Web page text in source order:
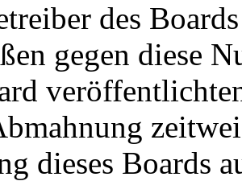
des
gegen diese
dieses Boards